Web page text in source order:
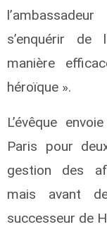
s’enquérir
manière
héroïque ».
L’évêque
Paris pour
gestion des
mais avant
successeur de